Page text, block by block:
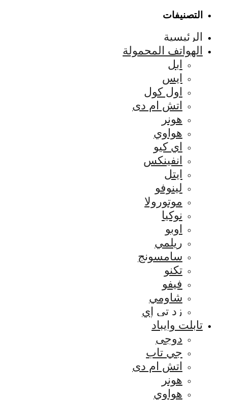
التصنيفات
الرئيسية
الهواتف المحمولة
ابل
ايس
اول كول
اتش ام دى
هونر
هواوي
اي كيو
انفينكس
ايتل
لينوفو
موتورولا
نوكيا
اوبو
ريلمي
سامسونج
تكنو
فيفو
شاومي
زد تي إي
تابلت وايباد
دوجى
جي تاب
اتش ام دى
هونر
هواوي